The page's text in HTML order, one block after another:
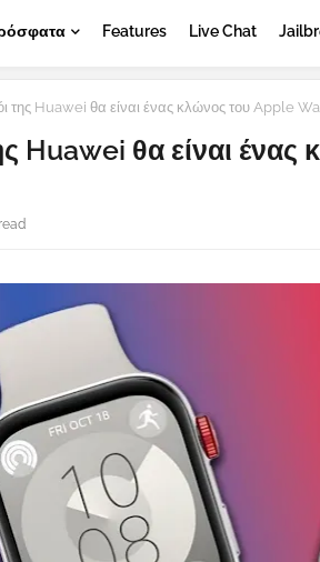
Features Live Chat
της Huawei θα είναι ένας κλώνος του Apple
Huawei θα είναι